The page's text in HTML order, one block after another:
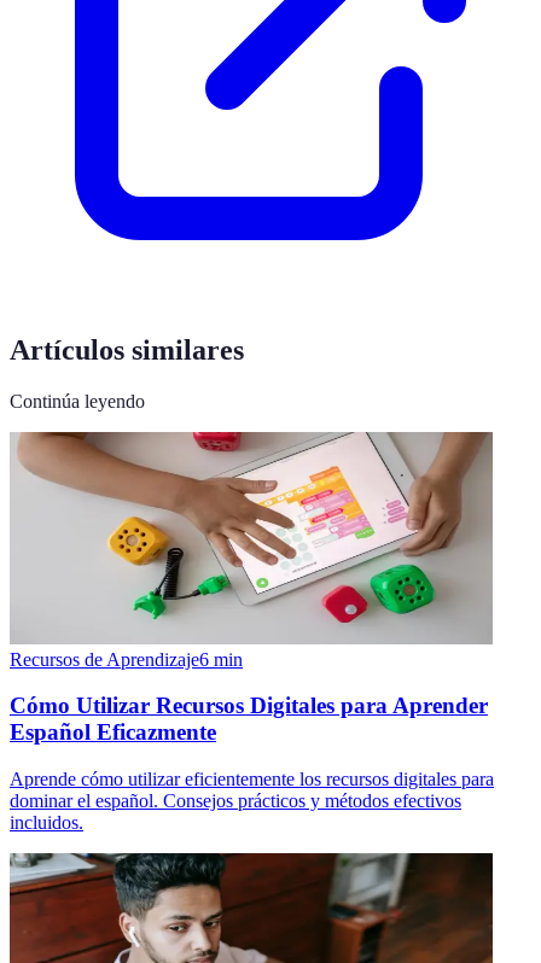
Artículos similares
Continúa leyendo
Recursos de Aprendizaje6 min
Cómo Utilizar Recursos Digitales para Aprender
Español Eficazmente
Aprende cómo utilizar eficientemente los recursos digitales para
dominar el español. Consejos prácticos y métodos efectivos
incluidos.